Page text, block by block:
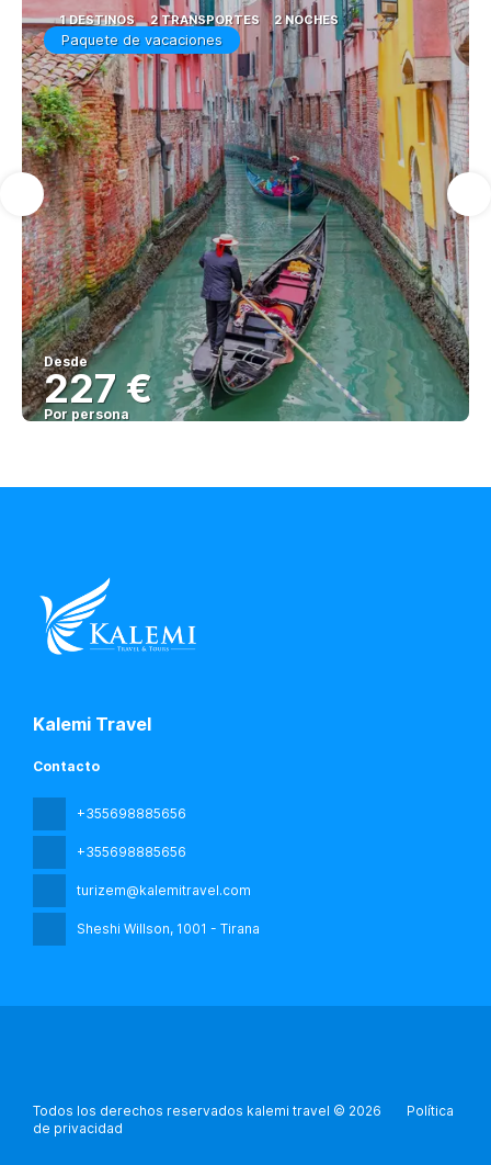
1 DESTINOS 2 TRANSPORTES 2 NOCHES
Paquete de vacaciones
Desde
227 €
Por persona
Kalemi Travel
Contacto
+355698885656
+355698885656
turizem@kalemitravel.com
Sheshi Willson, 1001 - Tirana
Todos los derechos reservados kalemi travel © 2026
Política
de privacidad